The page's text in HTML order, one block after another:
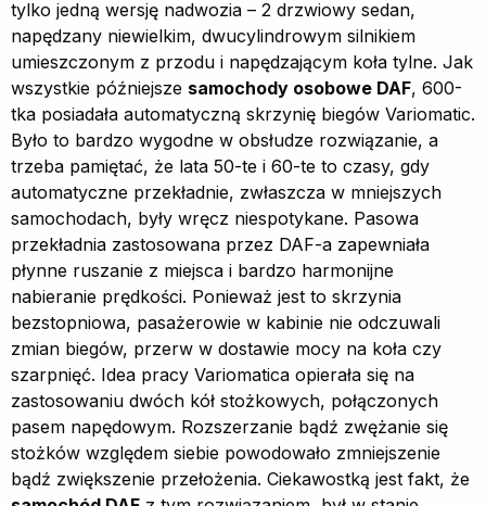
tylko jedną wersję nadwozia – 2 drzwiowy sedan,
napędzany niewielkim, dwucylindrowym silnikiem
umieszczonym z przodu i napędzającym koła tylne. Jak
wszystkie późniejsze samochody osobowe DAF, 600-
tka posiadała automatyczną skrzynię biegów Variomatic.
Było to bardzo wygodne w obsłudze rozwiązanie, a
trzeba pamiętać, że lata 50-te i 60-te to czasy, gdy
automatyczne przekładnie, zwłaszcza w mniejszych
samochodach, były wręcz niespotykane. Pasowa
przekładnia zastosowana przez DAF-a zapewniała
płynne ruszanie z miejsca i bardzo harmonijne
nabieranie prędkości. Ponieważ jest to skrzynia
bezstopniowa, pasażerowie w kabinie nie odczuwali
zmian biegów, przerw w dostawie mocy na koła czy
szarpnięć. Idea pracy Variomatica opierała się na
zastosowaniu dwóch kół stożkowych, połączonych
pasem napędowym. Rozszerzanie bądź zwężanie się
stożków względem siebie powodowało zmniejszenie
bądź zwiększenie przełożenia. Ciekawostką jest fakt, że